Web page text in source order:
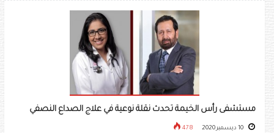
مستشفى رأس الخيمة تحدث نقلة نوعية في علاج الصداع النصفي
478